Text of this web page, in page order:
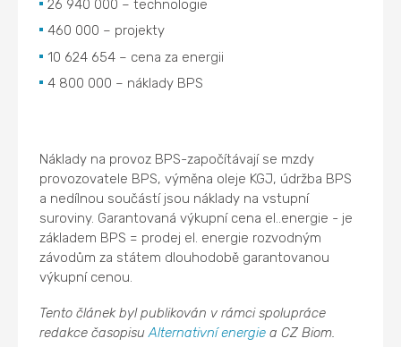
26 940 000 – technologie
460 000 – projekty
10 624 654 – cena za energii
4 800 000 – náklady BPS
Náklady na provoz BPS-započítávají se mzdy
provozovatele BPS, výměna oleje KGJ, údržba BPS
a nedílnou součástí jsou náklady na vstupní
suroviny. Garantovaná výkupní cena el..energie - je
základem BPS = prodej el. energie rozvodným
závodům za státem dlouhodobě garantovanou
výkupní cenou.
Tento článek byl publikován v rámci spolupráce
redakce časopisuAlternativní energie a CZ Biom.